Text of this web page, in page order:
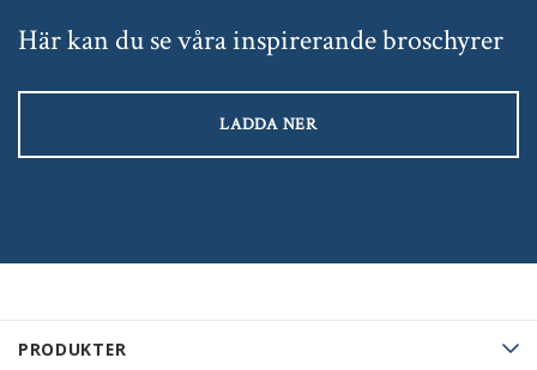
PRODUKTER
Här kan du se våra inspirerande broschyrer
LADDA NER